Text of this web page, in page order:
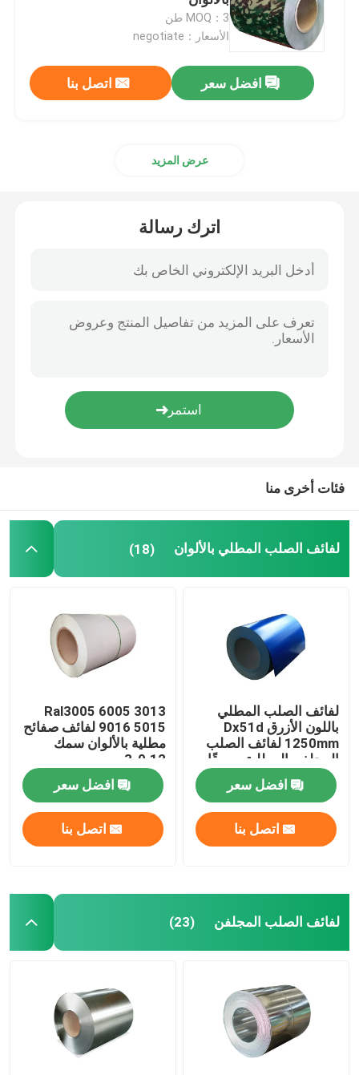
لفائف الصلب المجلفن
لفائف الصلب PPGI
صفيحة من الصلب الكربوني
قناة شعاع الصلب
أنبوب من الصلب الكاربوني
MOQ：3 طن
الأسعار：negotiate
افضل سعر اتصل بنا
عرض المزيد
اترك رسالة
فئات أخرى منا
لفائف الصلب المطلي بالألوان (18)
لفائف الصلب المطلي
باللون الأزرق Dx51d
1250mm لفائف الصلب
المجلفن المطلية مسبقًا
افضل سعر
اتصل بنا
Ral3005 6005 3013
9016 5015 لفائف صفائح
مطلية بالألوان سمك
0.12-3 مم
افضل سعر
اتصل بنا
لفائف الصلب المجلفن (23)